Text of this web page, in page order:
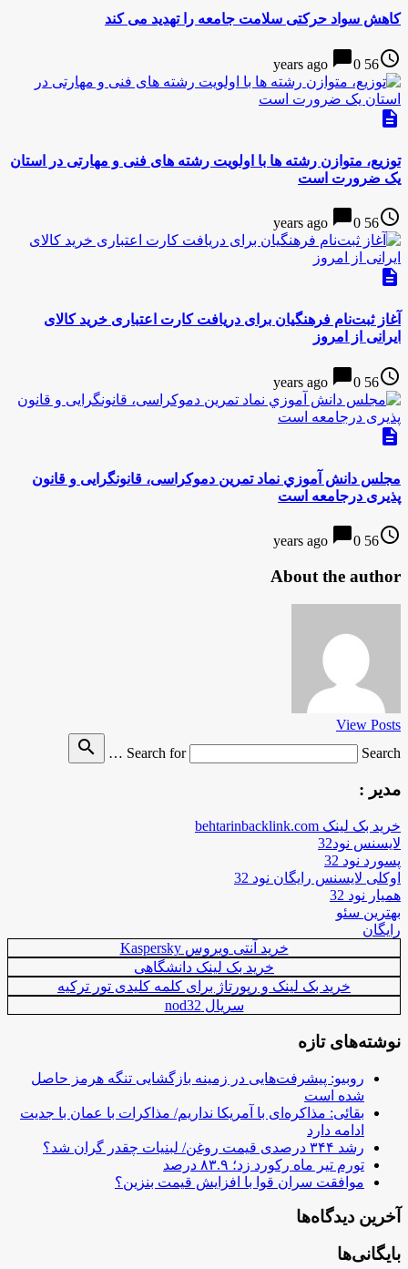
کاهش سواد حرکتی سلامت جامعه را تهدید می کند
access_time
56 years ago
chat_bubble0
description
توزیع، متوازن رشته ها با اولویت رشته های فنی و مهارتی در استان
یک ضرورت است
access_time
56 years ago
chat_bubble0
description
آغاز ثبت‌نام فرهنگیان برای دریافت کارت اعتباری خرید کالای
ایرانی از امروز
access_time
56 years ago
chat_bubble0
description
مجلس دانش آموزي نماد تمرين دموکراسی، قانونگرایی و قانون
پذیری درجامعه است
access_time
56 years ago
chat_bubble0
About the author
View Posts
Search for
Search …
search
مدیر :
خرید بک لینک behtarinbacklink.com
لایسنس نود32
پسورد نود 32
اوکلی لایسنس رایگان نود 32
همیار نود 32
بهترین سئو
رایگان
خرید آنتی ویروس Kaspersky
خرید بک لینک دانشگاهی
خرید بک لینک و رپورتاژ برای کلمه کلیدی تور ترکیه
سریال nod32
نوشته‌های تازه
روبیو: پیشرفت‌هایی در زمینه بازگشایی تنگه هرمز حاصل
شده است
بقائی: مذاکره‌ای با آمریکا نداریم/ مذاکرات با عمان با جدیت
ادامه دارد
رشد ۳۴۴ درصدی قیمت روغن/ لبنیات چقدر گران شد؟
تورم تیر ماه رکورد زد؛ ۸۳.۹ درصد
موافقت سران قوا با افزایش قیمت بنزین؟
آخرین دیدگاه‌ها
بایگانی‌ها